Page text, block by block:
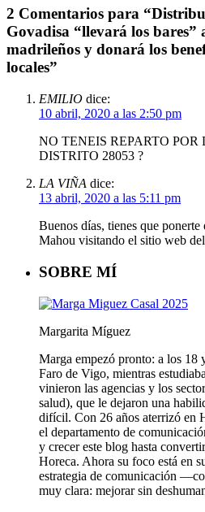
2 Comentarios para
Govadisa “llevará los bares”
madrileños y donará los
locales”
EMILIO dice:
10 abril, 2020 a las 2:50 pm
NO TENEIS REPARTO
DISTRITO 28053 ?
LA VIÑA dice:
13 abril, 2020 a las 5:11 pm
Buenos días, tienes que
Mahou visitando el sitio web
SOBRE MÍ
Margarita Míguez
Marga empezó pronto: a los 18
Faro de Vigo, mientras
vinieron las agencias y los
salud), que le dejaron una
difícil. Con 26 años aterrizó en
el departamento de
y crecer este blog hasta
Horeca. Ahora su foco está en
estrategia de comunicación
muy clara: mejorar sin